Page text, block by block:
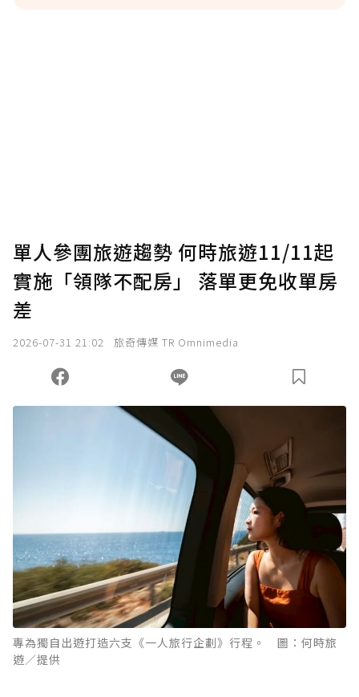
確認送出
您當前剩餘 U 利點數：0點；前往 購買點數
單人參團旅遊趨勢 何時旅遊11/11起
實施「領隊不配房」 落單更免收單房
差
2026-07-31 21:02 旅奇傳媒 TR Omnimedia
專為獨自出遊打造六支《一人旅行企劃》行程。 圖：何時旅
遊／提供